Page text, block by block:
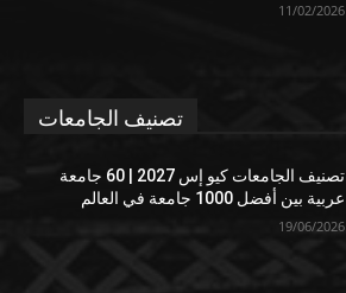
11/02/2026
تصنيف الجامعات
تصنيف الجامعات كيو إس 2027 | 60 جامعة
عربية بين أفضل 1000 جامعة في العالم
19/06/2026